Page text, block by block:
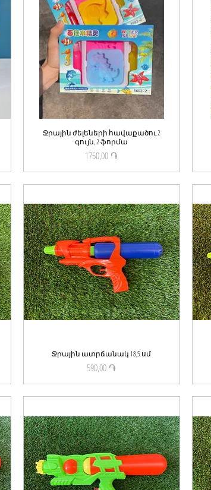
Quick View
Ջրային ժելեների հավաքածու 2
գույն, 2 ֆորմա
Price
1750,00 ֏
Quick View
Ջրային ատրճանակ 18,5 սմ
Price
590,00 ֏